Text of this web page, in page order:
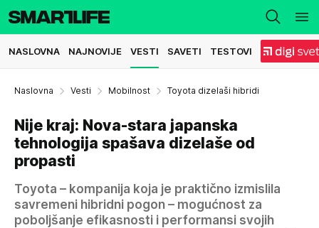
NASLOVNA NAJNOVIJE VESTI SAVETI TESTOVI
Naslovna Vesti Mobilnost Toyota dizelaši hibridi
Nije kraj: Nova-stara japanska
tehnologija spašava dizelaše od
propasti
Toyota – kompanija koja je praktično izmislila
savremeni hibridni pogon – mogućnost za
poboljšanje efikasnosti i performansi svojih